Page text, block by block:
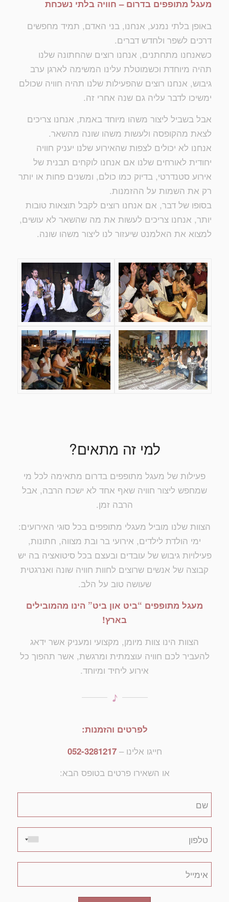
מעגל מתופפים בדרום – חוויה בלתי נשכחת
באופן בלתי נמנע, אנחנו, בני האדם, תמיד מחפשים
דרכים לשפר ולחדש דברים.
כשאנחנו מתחתנים, אנחנו רוצים שהחתונה שלנו
תהיה מיוחדת וכשמוטלת עלינו המשימה לארגן ערב
גיבוש, אנחנו רוצים שהפעילות שלנו תהיה חוויה שכולם
ימשיכו לדבר עליה גם שנה אחרי זה.
אבל בשביל ליצור משהו מיוחד באמת, אנחנו צריכים
לצאת מהקופסה ולעשות משהו שונה מהשאר.
אנחנו לא יכולים לצפות שהאירוע שלנו יעניק חוויה
יחודית לאורחים שלנו אם אנחנו לוקחים תבנית של
אירוע סטנדרטי, בדיוק כמו כולם, ומשנים פחות או יותר
רק את השמות על ההזמנות.
בסופו של דבר, אם אנחנו רוצים לקבל תוצאות טובות
יותר, אנחנו צריכים לעשות את מה שהשאר לא עושים,
למצוא את האלמנט שיעזור לנו ליצור משהו שונה.
למי זה מתאים?
פעילות של מעגל מתופפים בדרום מתאימה לכל מי
שמחפש ליצור חוויה שאף אחד לא ישכח הרבה, אבל
הרבה זמן.
הצוות שלנו מוביל מעגלי מתופפים בכל סוגי האירועים:
ימי הולדת לילדים, אירועי בר ובת מצווה, חתונות,
פעילויות גיבוש של עובדים ובעצם בכל סיטואציה בה יש
קבוצה של אנשים שרוצים לחוות חוויה שונה ואנרגטית
שעושה טוב על הלב.
מעגל מתופפים “ביט און ביט” הינו מהמובילים
בארץ!
הצוות הינו צוות מיומן, מקצועי ומעניק אשר ידאג
להעביר לכם חוויה עוצמתית ומרגשת, אשר תהפוך כל
אירוע ליחיד ומיוחד.
לפרטים והזמנות:
חייגו אלינו –052-3281217
או השאירו פרטים בטופס הבא: